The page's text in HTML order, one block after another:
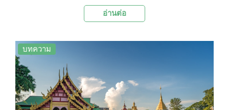
จามเทวี เมื่อครั้งเสด็จจากเมืองละโว้ไปเมืองหริภุญชั
สารีริกธาตุของพระพุทธเจ้า
อ่านต่อ
บทความ